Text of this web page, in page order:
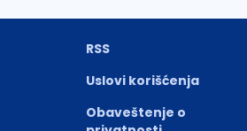
RSS
Uslovi korišćenja
Obaveštenje o